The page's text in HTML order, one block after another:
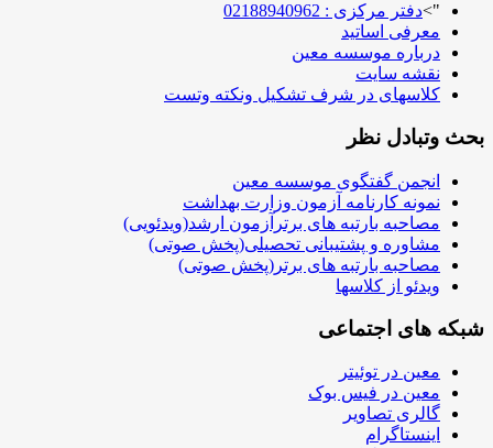
">دفتر مرکزی : 02188940962
معرفی اساتید
درباره موسسه معین
نقشه سایت
کلاسهای در شرف تشکیل ونکته وتست
بحث وتبادل نظر
انجمن گفتگوی موسسه معین
نمونه کارنامه آزمون وزارت بهداشت
مصاحبه بارتبه های برترآزمون ارشد(ویدئویی)
مشاوره و پشتیبانی تحصیلی(پخش صوتی)
مصاحبه بارتبه های برتر(پخش صوتی)
ویدئو از کلاسها
شبکه های اجتماعی
معین در توئیتر
معین در فیس بوک
گالری تصاویر
اینستاگرام